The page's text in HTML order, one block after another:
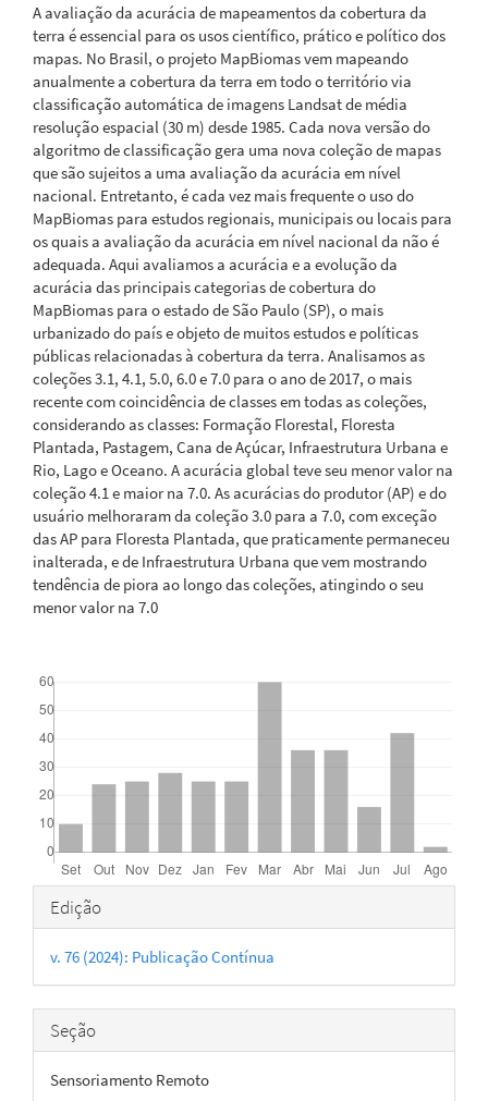
A avaliação da acurácia de mapeamentos da cobertura da
terra é essencial para os usos científico, prático e político dos
mapas. No Brasil, o projeto MapBiomas vem mapeando
anualmente a cobertura da terra em todo o território via
classificação automática de imagens Landsat de média
resolução espacial (30 m) desde 1985. Cada nova versão do
algoritmo de classificação gera uma nova coleção de mapas
que são sujeitos a uma avaliação da acurácia em nível
nacional. Entretanto, é cada vez mais frequente o uso do
MapBiomas para estudos regionais, municipais ou locais para
os quais a avaliação da acurácia em nível nacional da não é
adequada. Aqui avaliamos a acurácia e a evolução da
acurácia das principais categorias de cobertura do
MapBiomas para o estado de São Paulo (SP), o mais
urbanizado do país e objeto de muitos estudos e políticas
públicas relacionadas à cobertura da terra. Analisamos as
coleções 3.1, 4.1, 5.0, 6.0 e 7.0 para o ano de 2017, o mais
recente com coincidência de classes em todas as coleções,
considerando as classes: Formação Florestal, Floresta
Plantada, Pastagem, Cana de Açúcar, Infraestrutura Urbana e
Rio, Lago e Oceano. A acurácia global teve seu menor valor na
coleção 4.1 e maior na 7.0. As acurácias do produtor (AP) e do
usuário melhoraram da coleção 3.0 para a 7.0, com exceção
das AP para Floresta Plantada, que praticamente permaneceu
inalterada, e de Infraestrutura Urbana que vem mostrando
tendência de piora ao longo das coleções, atingindo o seu
menor valor na 7.0
Detalhes
do
artigo
Edição
v. 76 (2024): Publicação Contínua
Seção
Sensoriamento Remoto